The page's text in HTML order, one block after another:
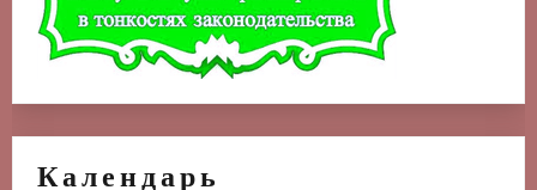
Календарь